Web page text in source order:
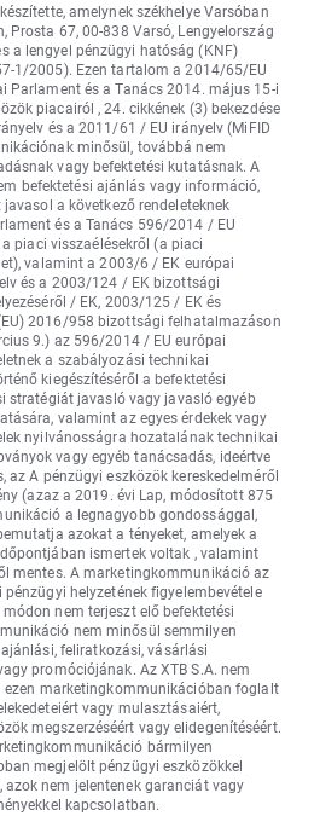
amelynek székhelye Varsóban
Prosta 67, 00-838 Varsó, Lengyelország
a lengyel pénzügyi hatóság (KNF)
1/2005). Ezen tartalom a 2014/65/EU
Parlament és a Tanács 2014. május 15-i
piacairól , 24. cikkének (3) bekezdése
és a 2011/61 / EU irányelv (MiFID
minősül, továbbá nem
vagy befektetési kutatásnak. A
befektetési ajánlás vagy információ,
a következő rendeleteknek
és a Tanács 596/2014 / EU
piaci visszaélésekről (a piaci
valamint a 2003/6 / EK európai
és a 2003/124 / EK bizottsági
/ EK, 2003/125 / EK és
2016/958 bizottsági felhatalmazáson
9.) az 596/2014 / EU európai
a szabályozási technikai
kiegészítéséről a befektetési
stratégiát javasló vagy javasló egyéb
valamint az egyes érdekek vagy
nyilvánosságra hozatalának technikai
vagy egyéb tanácsadás, ideértve
az A pénzügyi eszközök kereskedelméről
(azaz a 2019. évi Lap, módosított 875
a legnagyobb gondossággal,
azokat a tényeket, amelyek a
ismertek voltak , valamint
mentes. A marketingkommunikáció az
pénzügyi helyzetének figyelembevétele
nem terjeszt elő befektetési
nem minősül semmilyen
feliratkozási, vásárlási
promóciójának. Az XTB S.A. nem
ezen marketingkommunikációban foglalt
vagy mulasztásaiért,
megszerzéséért vagy elidegenítéséért.
bármilyen
megjelölt pénzügyi eszközökkel
nem jelentenek garanciát vagy
kapcsolatban.